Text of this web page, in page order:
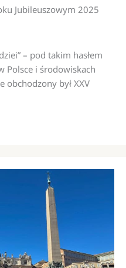
Jubileuszowym 2025
– pod takim hasłem
Polsce i środowiskach
obchodzony był XXV